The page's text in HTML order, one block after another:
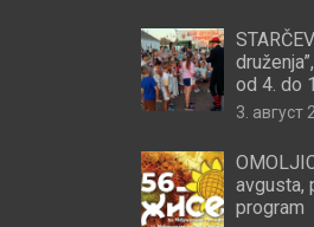
od 4. do
3. август
avgusta,
program